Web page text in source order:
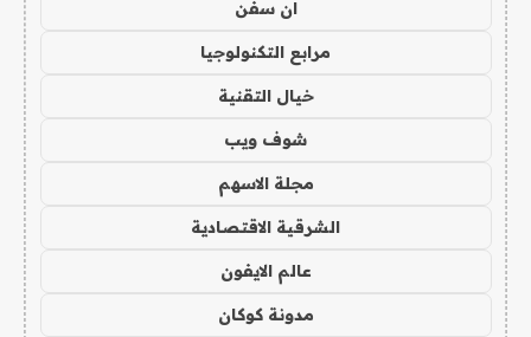
ان سفن
مرابع التكنولوجيا
خيال التقنية
شوف ويب
مجلة الاسهم
الشرقية الاقتصادية
عالم الايفون
مدونة كوكان